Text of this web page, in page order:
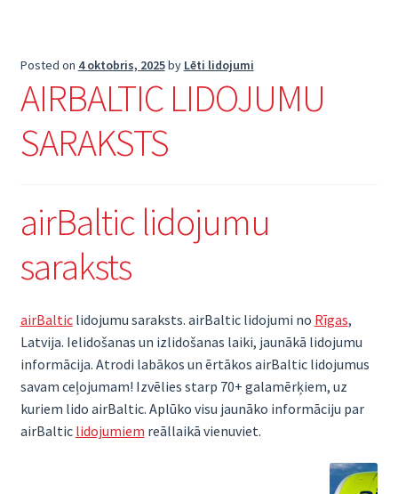
Posted on 4 oktobris, 2025by Lēti lidojumi
AIRBALTIC LIDOJUMU
SARAKSTS
airBaltic lidojumu
saraksts
airBalticlidojumu saraksts. airBaltic lidojumi no Rīgas,
Latvija. Ielidošanas un izlidošanas laiki, jaunākā lidojumu
informācija. Atrodi labākos un ērtākos airBaltic lidojumus
savam ceļojumam! Izvēlies starp 70+ galamērķiem, uz
kuriem lido airBaltic. Aplūko visu jaunāko informāciju par
airBaltic lidojumiem reāllaikā vienuviet.